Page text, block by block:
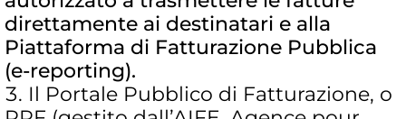
direttamente ai destinatari e alla
Piattaforma di Fatturazione Pubblica
(e-reporting).
Il Portale Pubblico di Fatturazione, o